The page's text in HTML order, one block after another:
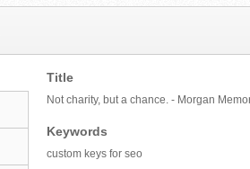
Title
Not charity, but a chance. - Morgan
Keywords
custom keys for seo